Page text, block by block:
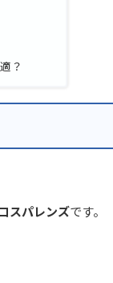
？
スパレンズです。